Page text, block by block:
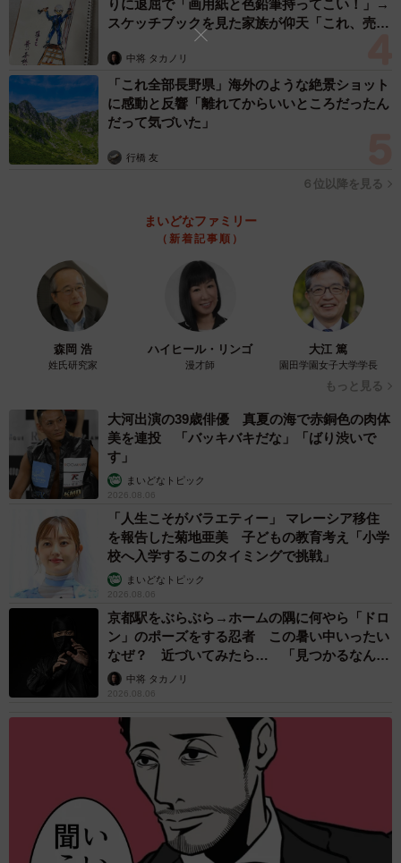
こんな目で見つめられたら・・・＝suzuandsakuさん提供
すずちゃんは気に入らないことがあると本気噛みをしてき
た。それが一番の悩みだった。
「こんなに愛しているのにどうして本気噛みするんだろう
お散歩、楽しいな＝suzuandsakuさん提供
何度も流血し、全身痣だらけだった木戸さん。病院の診察
に行った時は、DVと勘違いされないかヒヤヒヤしていたそ
「お散歩中にも本気噛みされました。悲しいのと、泣いた
らすずも分かってくれるかな？という少しの期待もあり、
大人げなく声を出しながらすずと一緒に帰宅したこともあ
ります」
りに退屈で「画用紙と色鉛筆持ってこい！」→
スケッチブックを見た家族が仰天「これ、売れ
中将 タカノリ
「これ全部長野県」海外のような絶景ショット
に感動と反響「離れてからいいところだったん
だって気づいた」
行橋 友
６位以降を見る
まいどなファミリー
（新着記事順）
森岡 浩
姓氏研究家
ハイヒール・リンゴ
漫才師
大江 篤
園田学園女子大学学長
もっと見る
大河出演の39歳俳優 真夏の海で赤銅色の肉体
美を連投 「バッキバキだな」「ばり渋いで
す」
まいどなトピック
2026.08.06
「人生こそがバラエティー」 マレーシア移住
を報告した菊地亜美 子どもの教育考え「小学
校へ入学するこのタイミングで挑戦」
まいどなトピック
2026.08.06
京都駅をぶらぶら→ホームの隅に何やら「ドロ
ン」のポーズをする忍者 この暑い中いったい
なぜ？ 近づいてみたら… 「見つかるなんて
未熟」中将 タカノリ
2026.08.06